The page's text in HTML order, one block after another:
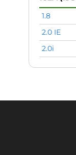
1.8
2.0 IE
2.0i